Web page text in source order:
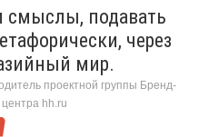
смыслы, подавать
через
мир.
проектной группы Бренд-
центра hh.ru